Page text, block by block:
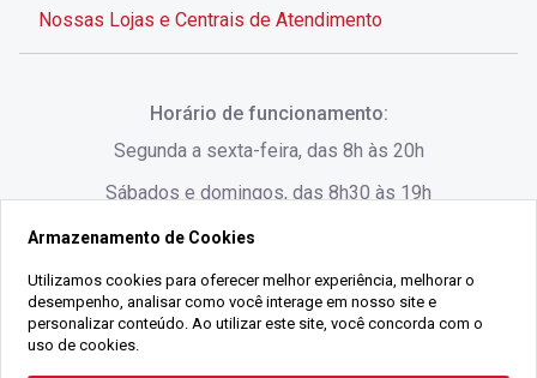
Nossas Lojas e Centrais de Atendimento
Rua Lauro Linhares, 1080 - Trindade, Florianópolis -
SC
(48) 3220-1045
Horário de funcionamento:
Segunda a sexta-feira, das 8h às 20h
Sábados e domingos, das 8h30 às 19h
Armazenamento de Cookies
Utilizamos cookies para oferecer melhor experiência, melhorar o
desempenho, analisar como você interage em nosso site e
personalizar conteúdo. Ao utilizar este site, você concorda com o
uso de cookies.